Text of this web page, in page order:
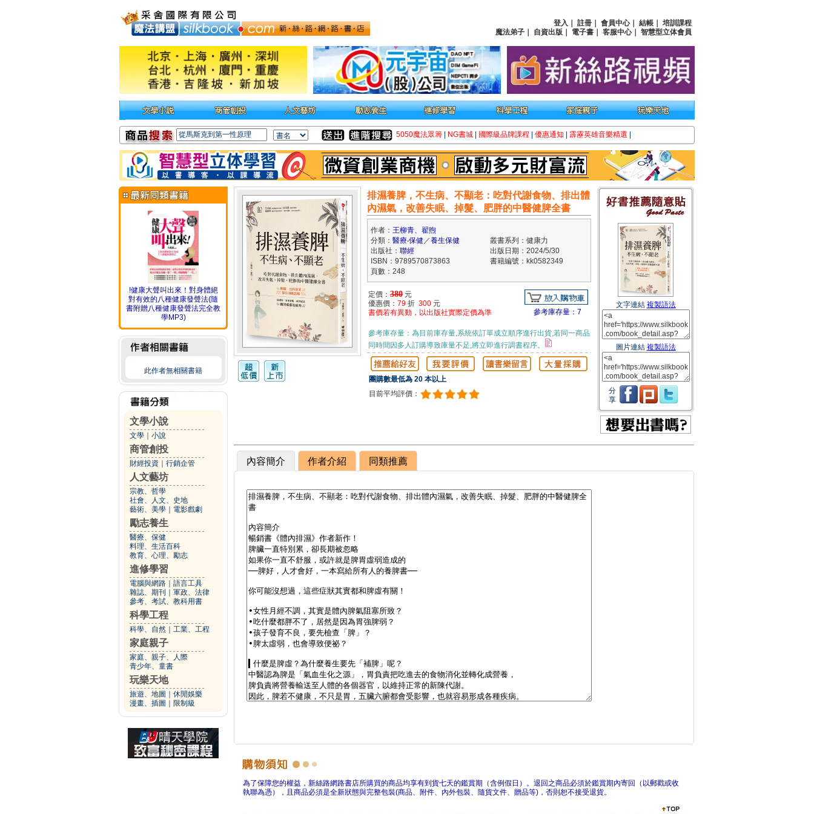
登入 註冊 會員中心｜ 結帳
培訓課程
魔法弟子
自資出版 電子書 客服中心｜ 智慧型立体會員
5050魔法眾籌 NG書城 國際級品牌課程 優惠通知 霹靂英雄音樂精選
!健康大聲叫出來！對身體絕
對有效的八種健康發聲法(隨
書附贈八種健康發聲法完全教
學MP3)
此作者無相關書籍
文學小說
文學 小說
商管創投
財經投資 行銷企管
人文藝坊
宗教、哲學
社會、人文、史地
藝術、美學
電影戲劇
勵志養生
醫療、保健
料理、生活百科
教育、心理、勵志
進修學習
電腦與網路
語言工具
雜誌、期刊
軍政、法律
參考、考試、教科用書
科學工程
科學、自然 工業、工程
家庭親子
家庭、親子、人際
青少年、童書
玩樂天地
旅遊、地圖
休閒娛樂
漫畫、插圖
限制級
排濕養脾，不生病、不顯老：吃對代謝食物、排出體
內濕氣，改善失眠、掉髮、肥胖的中醫健脾全書
作者： 王柳青、翟煦
分類： 醫療‧保健 ／養生保健
叢書系列：健康力
出版社： 聯經
出版日期：2024/5/30
ISBN：9789570873863
書籍編號：kk0582349
頁數：248
定價： 380 元
優惠價： 79 折 300 元
書價若有異動，以出版社實際定價為準
參考庫存量：7
參考庫存量：為目前庫存量,系統依訂單成立順序進行出貨,若同一商品
同時間因多人訂購導致庫量不足,將立即進行調書程序。
團購數最低為 20 本以上
目前平均評價：
文字連結 複製語法
圖片連結 複製語法
分
享
內容簡介 作者介紹 同類推薦
為了保障您的權益，新絲路網路書店所購買的商品均享有到貨七天的鑑賞期（含例假日）。退回之商品必須於鑑賞期內寄回（以郵戳或收
執聯為憑），且商品必須是全新狀態與完整包裝(商品、附件、內外包裝、隨貨文件、贈品等)，否則恕不接受退貨。